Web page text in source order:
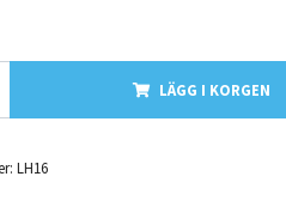
LÄGG I KORGEN
LH16